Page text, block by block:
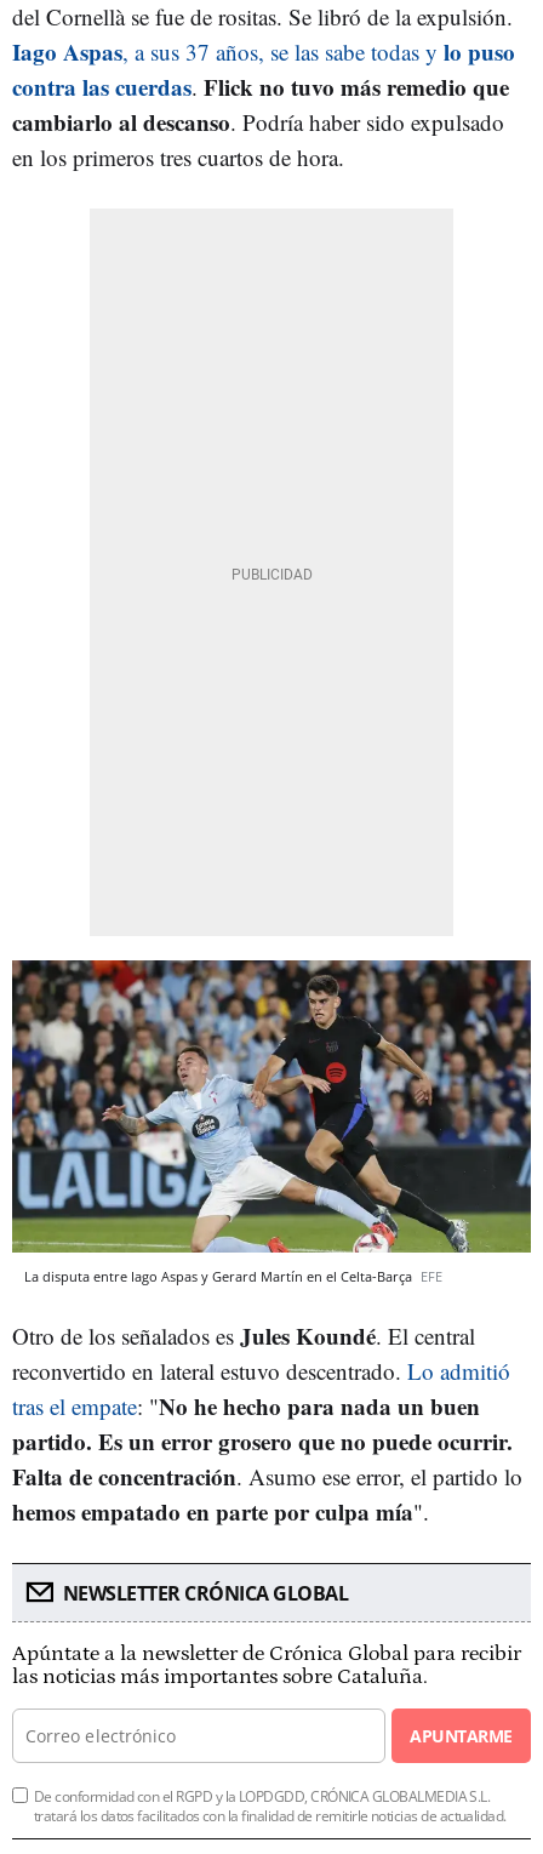
del Cornellà se fue de rositas. Se libró de la expulsión.
Iago Aspas, a sus 37 años, se las sabe todas y lo puso
contra las cuerdas. Flick no tuvo más remedio que
cambiarlo al descanso. Podría haber sido expulsado
en los primeros tres cuartos de hora.
La disputa entre Iago Aspas y Gerard Martín en el Celta-Barça EFE
Otro de los señalados es Jules Koundé. El central
reconvertido en lateral estuvo descentrado. Lo admitió
tras el empate: "No he hecho para nada un buen
partido. Es un error grosero que no puede ocurrir.
Falta de concentración. Asumo ese error, el partido lo
hemos empatado en parte por culpa mía".
NEWSLETTER CRÓNICA GLOBAL
Apúntate a la newsletter de Crónica Global para recibir
las noticias más importantes sobre Cataluña.
APUNTARME
De conformidad con el RGPD y la LOPDGDD, CRÓNICA GLOBALMEDIA S.L.
tratará los datos facilitados con la finalidad de remitirle noticias de actualidad.